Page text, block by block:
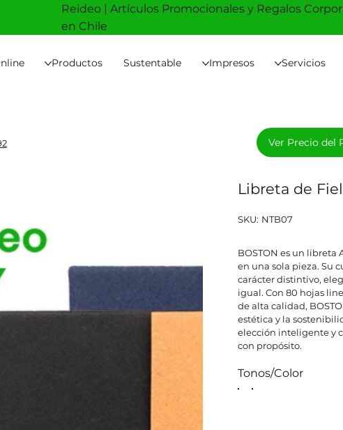
Productos Sustentable Impresos Servicios
Reideo | Artículos Promocionales y Regalos
en Chile
Libreta de
SKU: SKU
NTB07
NTB07
BOSTON es un
en una sola pieza. Su
carácter distintivo,
igual. Con 80 hojas
de alta calidad,
estética y la
elección inteligente y
con propósito.
Tonos/Color
Ver Precio del